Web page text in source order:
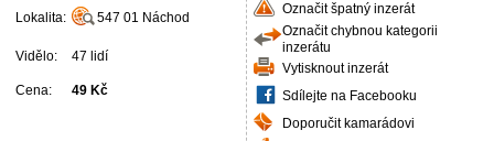
Lokalita: 547 01 Náchod
Vidělo: 47 lidí
Cena: 49 Kč
Označit špatný inzerát
Označit chybnou kategorii
inzerátu
Vytisknout inzerát
Sdílejte na Facebooku
Doporučit kamarádovi